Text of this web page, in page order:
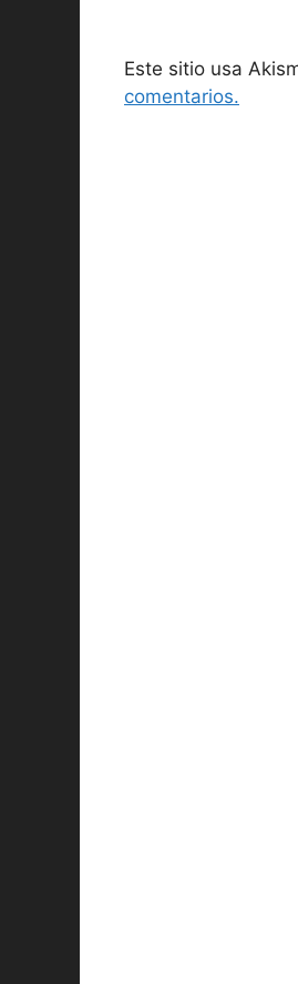
Este sitio usa
comentarios.